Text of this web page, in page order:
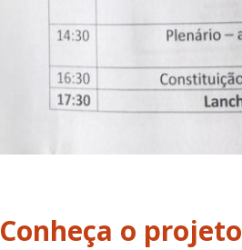
Conheça o projeto